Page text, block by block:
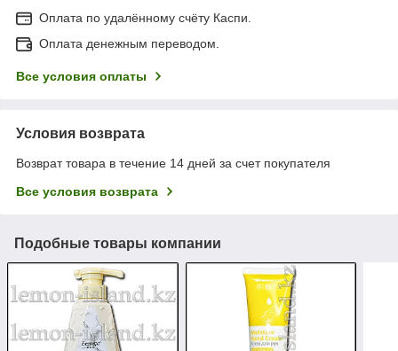
Оплата по удалённому счёту Каспи.
Оплата денежным переводом.
Все условия оплаты
Условия возврата
Возврат товара в течение 14 дней за счет покупателя
Все условия возврата
Подобные товары компании